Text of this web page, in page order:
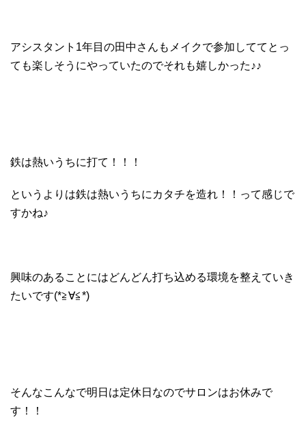
アシスタント1年目の田中さんもメイクで参加しててとっ
ても楽しそうにやっていたのでそれも嬉しかった♪♪
鉄は熱いうちに打て！！！
というよりは鉄は熱いうちにカタチを造れ！！って感じで
すかね♪
興味のあることにはどんどん打ち込める環境を整えていき
たいです(*≧∀≦*)
そんなこんなで明日は定休日なのでサロンはお休みで
す！！